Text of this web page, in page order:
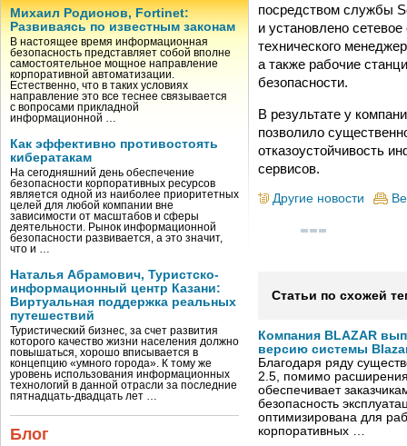
Михаил Родионов, Fortinet:
Развиваясь по известным законам
В настоящее время информационная
безопасность представляет собой вполне
самостоятельное мощное направление
корпоративной автоматизации.
Естественно, что в таких условиях
направление это все теснее связывается
с вопросами прикладной
информационной …
Как эффективно противостоять
кибератакам
На сегодняшний день обеспечение
безопасности корпоративных ресурсов
является одной из наиболее приоритетных
целей для любой компании вне
зависимости от масштабов и сферы
деятельности. Рынок информационной
безопасности развивается, а это значит,
что и …
Наталья Абрамович, Туристско-
информационный центр Казани:
Виртуальная поддержка реальных
путешествий
Туристический бизнес, за счет развития
которого качество жизни населения должно
повышаться, хорошо вписывается в
концепцию «умного города». К тому же
уровень использования информационных
технологий в данной отрасли за последние
пятнадцать-двадцать лет …
Блог
посредством службы
и установлено
технического
а также рабочие
безопасности.
В результате у
позволило
отказоустойчивость
сервисов.
Другие новости
Статьи по схожей
Компания BLAZAR
версию системы
Благодаря ряду
2.5, помимо
обеспечивает
безопасность
оптимизирована для
корпоративных …